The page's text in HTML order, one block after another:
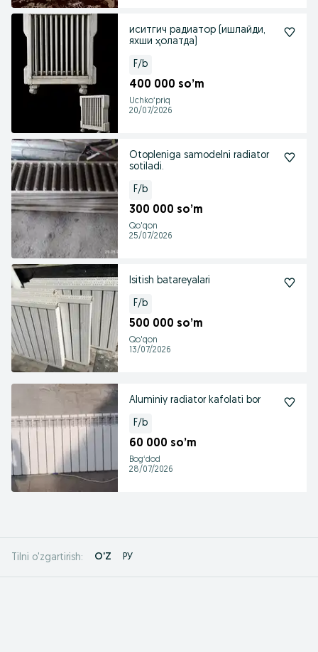
иситгич радиатор (ишлайди,
яхши ҳолатда)
F/b
400 000 so’m
Uchkoʻpriq
20/07/2026
Otopleniga samodelni radiator
sotiladi.
F/b
300 000 so’m
Qo'qon
25/07/2026
Isitish batareyalari
F/b
500 000 so’m
Qo'qon
13/07/2026
Aluminiy radiator kafolati bor
F/b
60 000 so’m
Bogʻdod
28/07/2026
Tilni o'zgartirish: O'Z РУ